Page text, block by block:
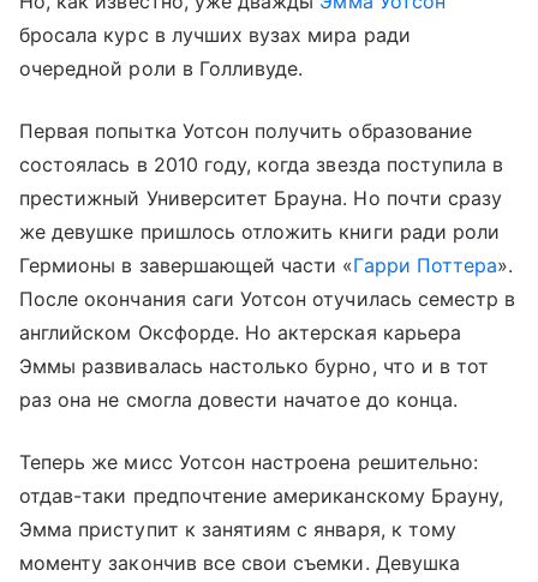
бросала курс в лучших вузах мира ради
очередной роли в Голливуде.
Первая попытка Уотсон получить образование
состоялась в 2010 году, когда звезда поступила в
престижный Университет Брауна. Но почти сразу
же девушке пришлось отложить книги ради роли
Гермионы в завершающей части «Гарри Поттера».
После окончания саги Уотсон отучилась семестр в
английском Оксфорде. Но актерская карьера
Эммы развивалась настолько бурно, что и в тот
раз она не смогла довести начатое до конца.
Теперь же мисс Уотсон настроена решительно:
отдав-таки предпочтение американскому Брауну,
Эмма приступит к занятиям с января, к тому
моменту закончив все свои съемки. Девушка